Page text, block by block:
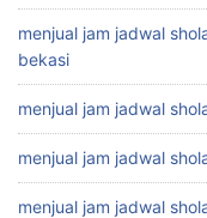
menjual jam jadwal
bekasi
menjual jam jadwal
menjual jam jadwal
menjual jam jadwal